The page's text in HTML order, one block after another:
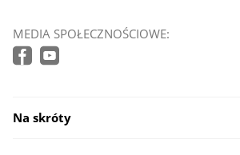
MEDIA SPOŁECZNOŚCIOWE:
Na skróty